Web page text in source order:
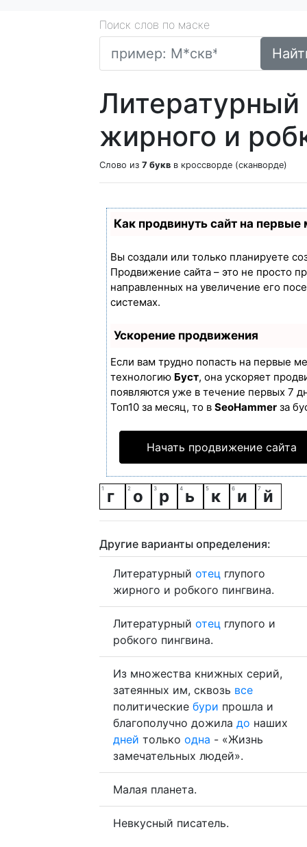
Поиск слов по маске
Литературный
жирного и
Слово из 7 букв в кроссворде (сканворде)
Как продвинуть сайт на первые
Вы создали или только планируете
Продвижение сайта – это не просто
направленных на увеличение его
системах.
Ускорение продвижения
Если вам трудно попасть на первые
технологию Буст, она ускоряет
появляются уже в течение первых 7
Топ10 за месяц, то в SeoHammer за
Начать продвижение сайта
г о р ь к и й
Другие варианты определения:
Литературный отец глупого
жирного и робкого пингвина.
Литературный отец глупого и
робкого пингвина.
Из множества книжных серий,
затеянных им, сквозь все
политические бури прошла и
благополучно дожила до наших
дней только одна - «Жизнь
замечательных людей».
Малая планета.
Невкусный писатель.